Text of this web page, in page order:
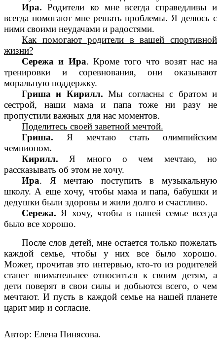
Ира.Родители ко мне всегда справедливы и
всегда помогают мне решать проблемы. Я делюсь с
ними своими неудачами и радостями.
Как помогают родители в вашей спортивной
жизни?
Сережа и Ира. Кроме того что возят нас на
тренировки и соревнования, они оказывают
моральную поддержку.
Гриша и Кирилл.Мы согласны с братом и
сестрой, наши мама и папа тоже ни разу не
пропустили важных для нас моментов.
Поделитесь своей заветной мечтой.
Гриша. Я мечтаю стать олимпийским
чемпионом.
Кирилл. Я много о чем мечтаю, но
рассказывать об этом не хочу.
Ира. Я мечтаю поступить в музыкальную
школу. А еще хочу, чтобы мама и папа, бабушки и
дедушки были здоровы и жили долго и счастливо.
Сережа. Я хочу, чтобы в нашей семье всегда
было все хорошо.
После слов детей, мне остается только пожелать
каждой семье, чтобы у них все было хорошо.
Может, прочитав это интервью, кто-то из родителей
станет внимательнее относиться к своим детям, а
дети поверят в свои силы и добьются всего, о чем
мечтают. И пусть в каждой семье на нашей планете
царит мир и согласие.
Автор: Елена Пинясова.